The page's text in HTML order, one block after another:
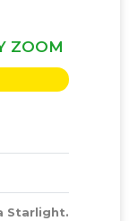
ZOOM
Starlight.